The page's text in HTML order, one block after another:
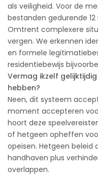
als veiligheid. Voor de
bestanden gedurende
Omtrent complexere
vergen. We erkennen
en formele
residentiebewijs
Vermag ikzelf
hebben?
Neen, dit systeem
moment accepteren
hoort deze
of hetgeen opheffen
opeisen. Hetgeen beleid
handhaven plus
overlappen.